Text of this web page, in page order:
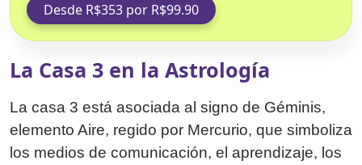
Desde R$353 por R$99.90
La Casa 3 en la Astrología
La casa 3 está asociada al signo de Géminis,
elemento Aire, regido por Mercurio, que simboliza
los medios de comunicación, el aprendizaje, los